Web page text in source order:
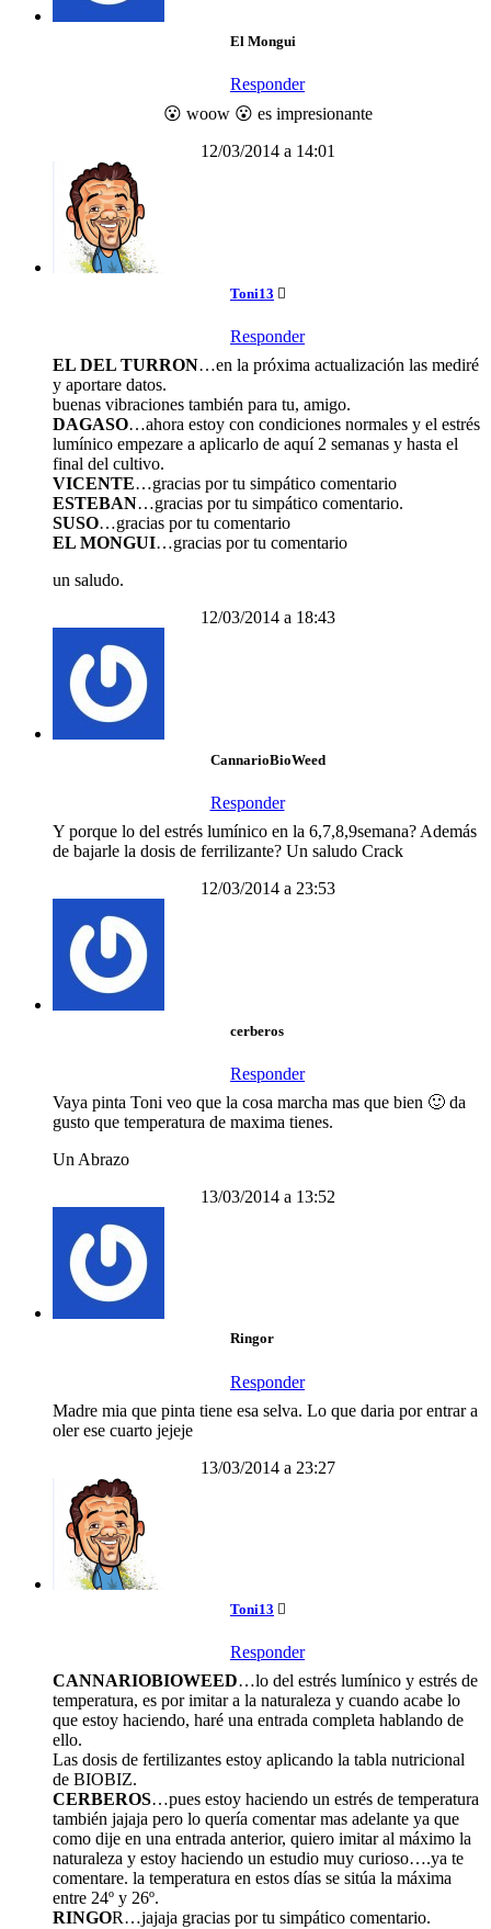
El Mongui
Responder
😮 woow 😮 es impresionante
12/03/2014 a 14:01
Toni13
Responder
EL DEL TURRON…en la próxima actualización las mediré
y aportare datos.
buenas vibraciones también para tu, amigo.
DAGASO…ahora estoy con condiciones normales y el estrés
lumínico empezare a aplicarlo de aquí 2 semanas y hasta el
final del cultivo.
VICENTE…gracias por tu simpático comentario
ESTEBAN…gracias por tu simpático comentario.
SUSO…gracias por tu comentario
EL MONGUI…gracias por tu comentario
un saludo.
12/03/2014 a 18:43
CannarioBioWeed
Responder
Y porque lo del estrés lumínico en la 6,7,8,9semana? Además
de bajarle la dosis de ferrilizante? Un saludo Crack
12/03/2014 a 23:53
cerberos
Responder
Vaya pinta Toni veo que la cosa marcha mas que bien 🙂 da
gusto que temperatura de maxima tienes.
Un Abrazo
13/03/2014 a 13:52
Ringor
Responder
Madre mia que pinta tiene esa selva. Lo que daria por entrar a
oler ese cuarto jejeje
13/03/2014 a 23:27
Toni13
Responder
CANNARIOBIOWEED…lo del estrés lumínico y estrés de
temperatura, es por imitar a la naturaleza y cuando acabe lo
que estoy haciendo, haré una entrada completa hablando de
ello.
Las dosis de fertilizantes estoy aplicando la tabla nutricional
de BIOBIZ.
CERBEROS…pues estoy haciendo un estrés de temperatura
también jajaja pero lo quería comentar mas adelante ya que
como dije en una entrada anterior, quiero imitar al máximo la
naturaleza y estoy haciendo un estudio muy curioso….ya te
comentare. la temperatura en estos días se sitúa la máxima
entre 24º y 26º.
RINGOR…jajaja gracias por tu simpático comentario.